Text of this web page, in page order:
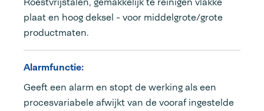
plaat en hoog deksel - voor middelgrote/grote
productmaten.
Alarmfunctie:
Geeft een alarm en stopt de werking als een
procesvariabele afwijkt van de vooraf ingestelde